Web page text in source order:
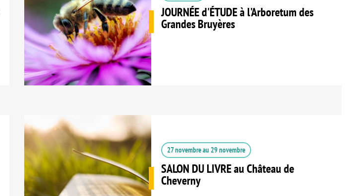
JOURNÉE d'ÉTUDE à l'Arboretum des
Grandes Bruyères
27 novembreau 29 novembre
SALON DU LIVRE au Château de
Cheverny